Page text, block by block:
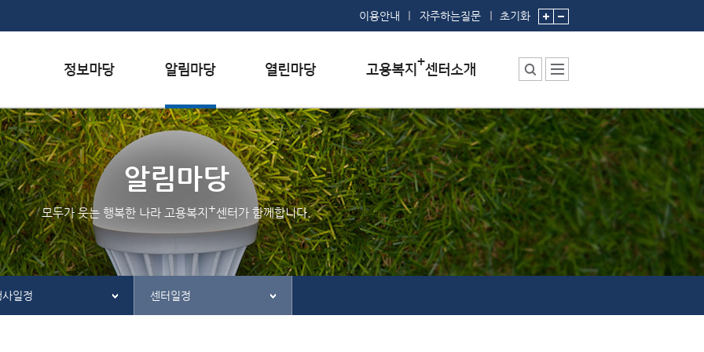
이용안내 자주하는질문 초기화
서식자료실
채용정보
인재정보
관련사이트
행사일정
공지사항
홍보/보도자료실
자주하는 질문
질문하기
칭찬하기
불친절 신고하기
센터소장 인사말
센터에서 하는 일
부서 및 직원소개
시설안내
찾아오시는 길
알림마당
모두가 웃는 행복한 나라 고용복지 +센터가 함께합니다.
사일정 센터일정